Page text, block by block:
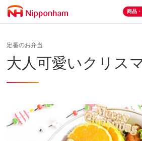
商品
定番のお弁当
大人可愛いクリス